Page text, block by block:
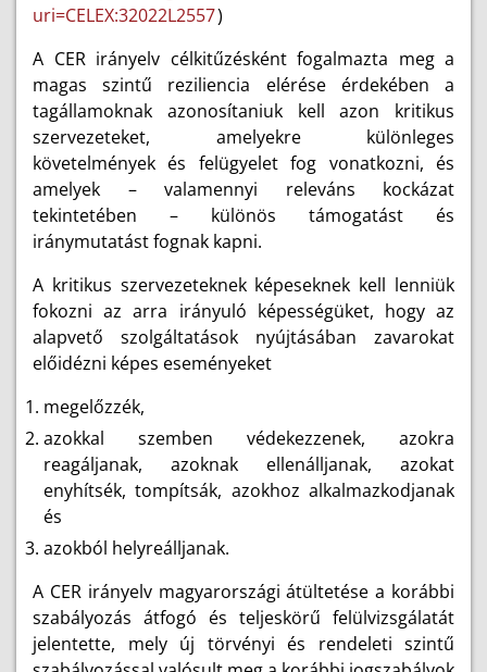
uri=CELEX:32022L2557)
A CER irányelv célkitűzésként fogalmazta meg a
magas szintű reziliencia elérése érdekében a
tagállamoknak azonosítaniuk kell azon kritikus
szervezeteket, amelyekre különleges
követelmények és felügyelet fog vonatkozni, és
amelyek – valamennyi releváns kockázat
tekintetében – különös támogatást és
iránymutatást fognak kapni.
A kritikus szervezeteknek képeseknek kell lenniük
fokozni az arra irányuló képességüket, hogy az
alapvető szolgáltatások nyújtásában zavarokat
előidézni képes eseményeket
megelőzzék,
azokkal szemben védekezzenek, azokra
reagáljanak, azoknak ellenálljanak, azokat
enyhítsék, tompítsák, azokhoz alkalmazkodjanak
és
azokból helyreálljanak.
A CER irányelv magyarországi átültetése a korábbi
szabályozás átfogó és teljeskörű felülvizsgálatát
jelentette, mely új törvényi és rendeleti szintű